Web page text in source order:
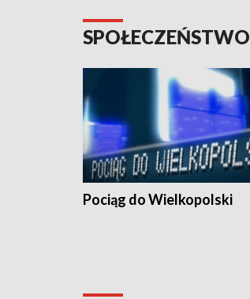
SPOŁECZEŃSTWO
Pociąg do Wielkopolski